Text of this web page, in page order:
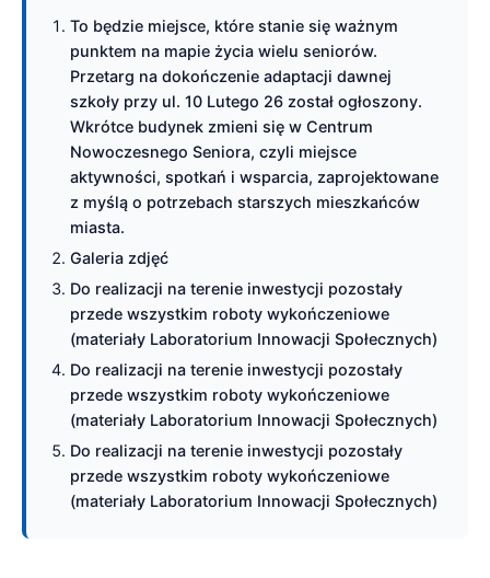
To będzie miejsce, które stanie się ważnym
punktem na mapie życia wielu seniorów.
Przetarg na dokończenie adaptacji dawnej
szkoły przy ul. 10 Lutego 26 został ogłoszony.
Wkrótce budynek zmieni się w Centrum
Nowoczesnego Seniora, czyli miejsce
aktywności, spotkań i wsparcia, zaprojektowane
z myślą o potrzebach starszych mieszkańców
miasta.
Galeria zdjęć
Do realizacji na terenie inwestycji pozostały
przede wszystkim roboty wykończeniowe
(materiały Laboratorium Innowacji Społecznych)
Do realizacji na terenie inwestycji pozostały
przede wszystkim roboty wykończeniowe
(materiały Laboratorium Innowacji Społecznych)
Do realizacji na terenie inwestycji pozostały
przede wszystkim roboty wykończeniowe
(materiały Laboratorium Innowacji Społecznych)